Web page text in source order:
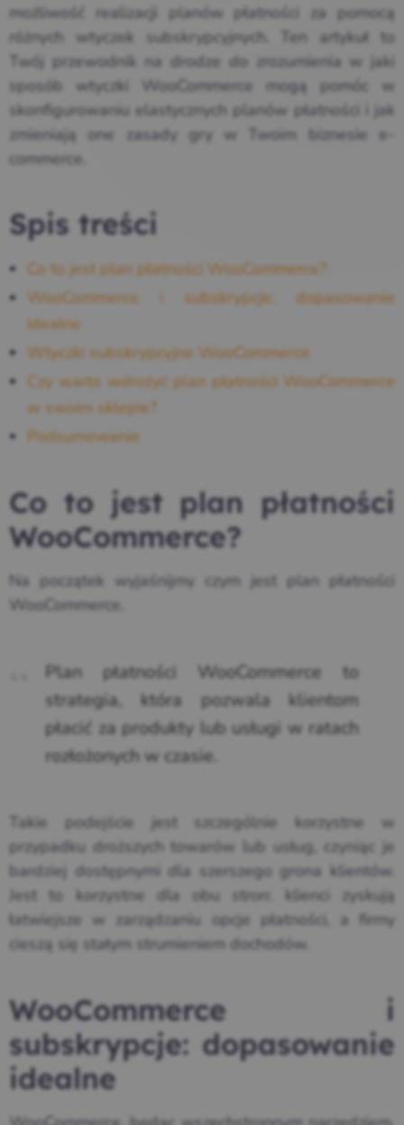
możliwość realizacji planów płatności za pomocą
różnych wtyczek subskrypcyjnych. Ten artykuł to
Twój przewodnik na drodze do zrozumienia w jaki
sposób wtyczki WooCommerce mogą pomóc w
skonfigurowaniu elastycznych planów płatności i jak
zmieniają one zasady gry w Twoim biznesie e-
commerce.
Spis treści
Co to jest plan płatności WooCommerce?
WooCommerce i subskrypcje: dopasowanie
idealne
Wtyczki subskrypcyjne WooCommerce
Czy warto wdrożyć plan płatności WooCommerce
w swoim sklepie?
Podsumowanie
Co to jest plan płatności
WooCommerce?
Na początek wyjaśnijmy czym jest plan płatności
WooCommerce.
Plan płatności WooCommerce to
strategia, która pozwala klientom
płacić za produkty lub usługi w ratach
rozłożonych w czasie.
Takie podejście jest szczególnie korzystne w
przypadku droższych towarów lub usług, czyniąc je
bardziej dostępnymi dla szerszego grona klientów.
Jest to korzystne dla obu stron: klienci zyskują
łatwiejsze w zarządzaniu opcje płatności, a firmy
cieszą się stałym strumieniem dochodów.
WooCommerce i
subskrypcje: dopasowanie
idealne